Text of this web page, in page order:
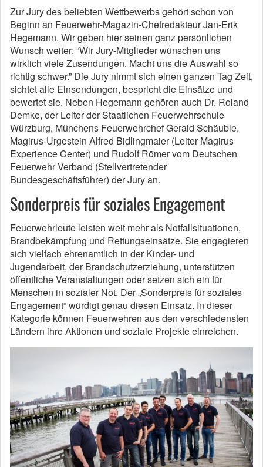
Zur Jury des beliebten Wettbewerbs gehört schon von
Beginn an Feuerwehr-Magazin-Chefredakteur Jan-Erik
Hegemann. Wir geben hier seinen ganz persönlichen
Wunsch weiter: “Wir Jury-Mitglieder wünschen uns
wirklich viele Zusendungen. Macht uns die Auswahl so
richtig schwer.” Die Jury nimmt sich einen ganzen Tag Zeit,
sichtet alle Einsendungen, bespricht die Einsätze und
bewertet sie. Neben Hegemann gehören auch Dr. Roland
Demke, der Leiter der Staatlichen Feuerwehrschule
Würzburg, Münchens Feuerwehrchef Gerald Schäuble,
Magirus-Urgestein Alfred Bidlingmaier (Leiter Magirus
Experience Center) und Rudolf Römer vom Deutschen
Feuerwehr Verband (Stellvertretender
Bundesgeschäftsführer) der Jury an.
Sonderpreis für soziales Engagement
Feuerwehrleute leisten weit mehr als Notfallsituationen,
Brandbekämpfung und Rettungseinsätze. Sie engagieren
sich vielfach ehrenamtlich in der Kinder- und
Jugendarbeit, der Brandschutzerziehung, unterstützen
öffentliche Veranstaltungen oder setzen sich ein für
Menschen in sozialer Not. Der „Sonderpreis für soziales
Engagement“ würdigt genau diesen Einsatz. In dieser
Kategorie können Feuerwehren aus den verschiedensten
Ländern ihre Aktionen und soziale Projekte einreichen.